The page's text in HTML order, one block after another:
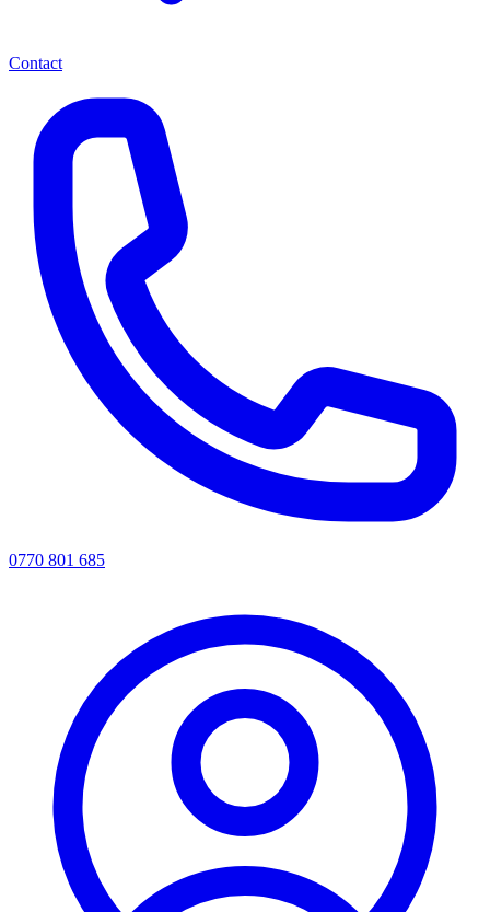
Contact
0770 801 685